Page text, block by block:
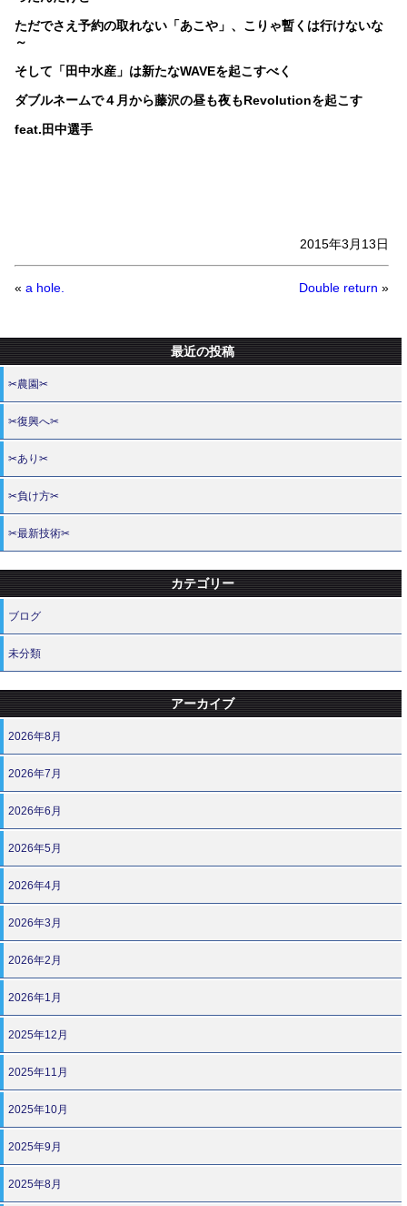
ただでさえ予約の取れない「あこや」、こりゃ暫くは行けないな
～
そして「田中水産」は新たなWAVEを起こすべく
ダブルネームで４月から藤沢の昼も夜もRevolutionを起こす
feat.田中選手
2015年3月13日
« a hole. Double return »
最近の投稿
✂農園✂
✂復興へ✂
✂あり✂
✂負け方✂
✂最新技術✂
カテゴリー
ブログ
未分類
アーカイブ
2026年8月
2026年7月
2026年6月
2026年5月
2026年4月
2026年3月
2026年2月
2026年1月
2025年12月
2025年11月
2025年10月
2025年9月
2025年8月